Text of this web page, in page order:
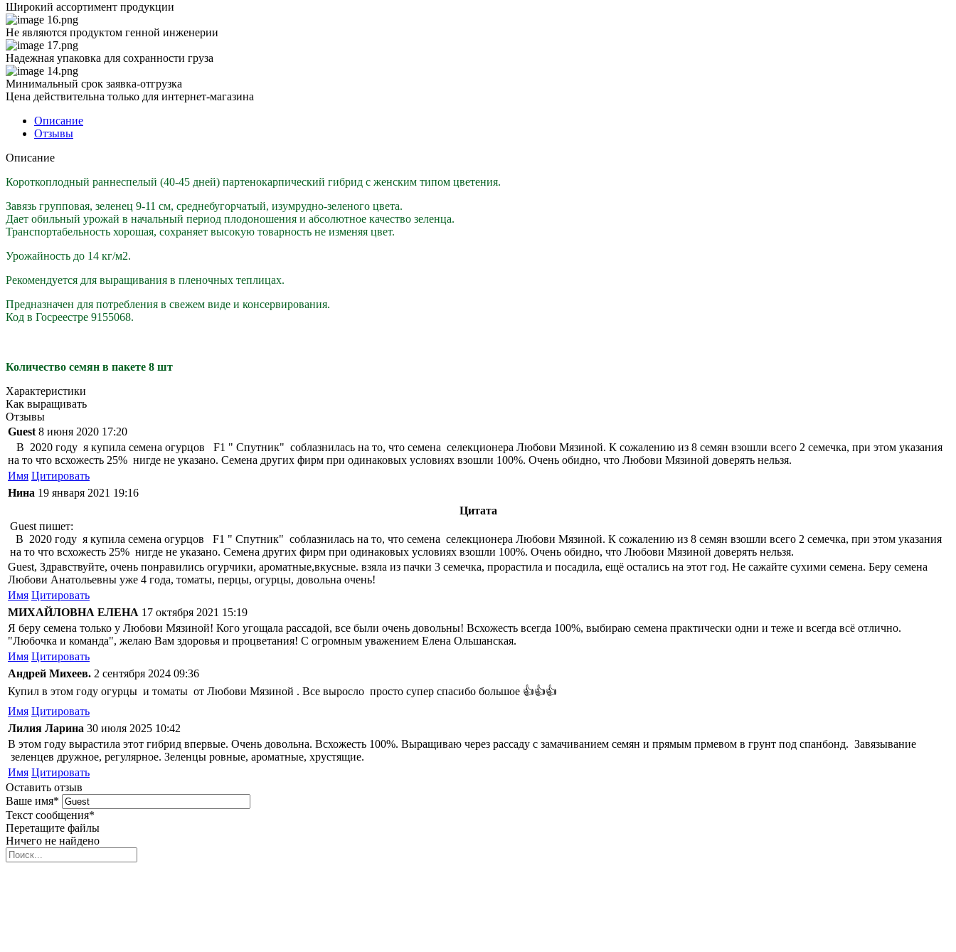
Широкий ассортимент продукции
Не являются продуктом генной инженерии
Надежная упаковка для сохранности груза
Минимальный срок заявка-отгрузка
Цена действительна только для интернет-магазина
Описание
Отзывы
Описание
Короткоплодный раннеспелый (40-45 дней) партенокарпический гибрид с женским типом цветения.
Завязь групповая, зеленец 9-11 см, среднебугорчатый, изумрудно-зеленого цвета.
Дает обильный урожай в начальный период плодоношения и абсолютное качество зеленца.
Транспортабельность хорошая, сохраняет высокую товарность не изменяя цвет.
Урожайность до 14 кг/м2.
Рекомендуется для выращивания в пленочных теплицах.
Предназначен для потребления в свежем виде и консервирования.
Код в Госреестре 9155068.
Количество семян в пакете 8 шт
Характеристики
Как выращивать
Отзывы
Guest 8 июня 2020 17:20
В 2020 году я купила семена огурцов F1 " Спутник" соблазнилась на то, что семена селекционера Любови Мязиной. К сожалению из 8 семян взошли всего 2 семечка, при этом указания
на то что всхожесть 25% нигде не указано. Семена других фирм при одинаковых условиях взошли 100%. Очень обидно, что Любови Мязиной доверять нельзя.
Имя Цитировать
Нина 19 января 2021 19:16
Цитата
Guest пишет:
В 2020 году я купила семена огурцов F1 " Спутник" соблазнилась на то, что семена селекционера Любови Мязиной. К сожалению из 8 семян взошли всего 2 семечка, при этом указания
на то что всхожесть 25% нигде не указано. Семена других фирм при одинаковых условиях взошли 100%. Очень обидно, что Любови Мязиной доверять нельзя.
Guest, Здравствуйте, очень понравились огурчики, ароматные,вкусные. взяла из пачки 3 семечка, прорастила и посадила, ещё остались на этот год. Не сажайте сухими семена. Беру семена
Любови Анатольевны уже 4 года, томаты, перцы, огурцы, довольна очень!
Имя Цитировать
МИХАЙЛОВНА ЕЛЕНА 17 октября 2021 15:19
Я беру семена только у Любови Мязиной! Кого угощала рассадой, все были очень довольны! Всхожесть всегда 100%, выбираю семена практически одни и теже и всегда всё отлично.
"Любочка и команда", желаю Вам здоровья и процветания! С огромным уважением Елена Ольшанская.
Имя Цитировать
Андрей Михеев. 2 сентября 2024 09:36
Купил в этом году огурцы и томаты от Любови Мязиной . Все выросло просто супер спасибо большое 👍👍👍
Имя Цитировать
Лилия Ларина 30 июля 2025 10:42
В этом году вырастила этот гибрид впервые. Очень довольна. Всхожесть 100%. Выращиваю через рассаду с замачиванием семян и прямым прмевом в грунт под спанбонд. Завязывание
зеленцев дружное, регулярное. Зеленцы ровные, ароматные, хрустящие.
Имя Цитировать
Оставить отзыв
Ваше имя*
Текст сообщения*
Перетащите файлы
Ничего не найдено